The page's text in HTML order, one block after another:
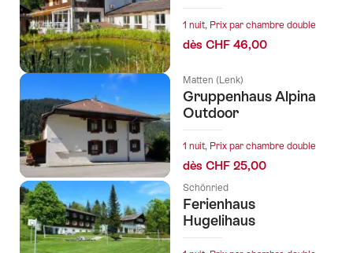
1 nuit, Prix par chambre double
dès CHF 46,00
Matten (Lenk)
Gruppenhaus Alpina
Outdoor
1 nuit, Prix par chambre double
dès CHF 25,00
Schönried
Ferienhaus
Hugelihaus